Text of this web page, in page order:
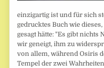
einzigartig ist und für sich
gedrucktes Buch wie
gesagt hätte: "Es gibt nichts
wir geneigt, ihm zu
von allem, während Osiris
Tempel der zwei